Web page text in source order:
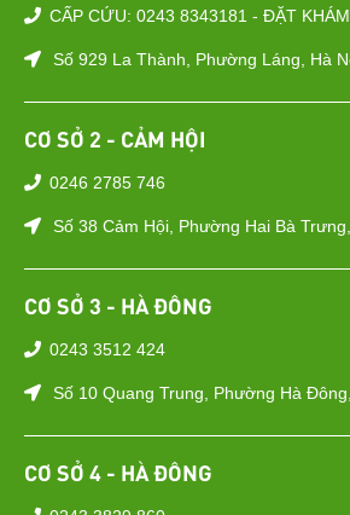
CẤP CỨU: 0243 8343181 - ĐẶT
Số 929 La Thành, Phường Láng, Hà
CƠ SỞ 2 - CẢM HỘI
0246 2785 746
Số 38 Cảm Hội, Phường Hai Bà
CƠ SỞ 3 - HÀ ĐÔNG
0243 3512 424
Số 10 Quang Trung, Phường Hà
CƠ SỞ 4 - HÀ ĐÔNG